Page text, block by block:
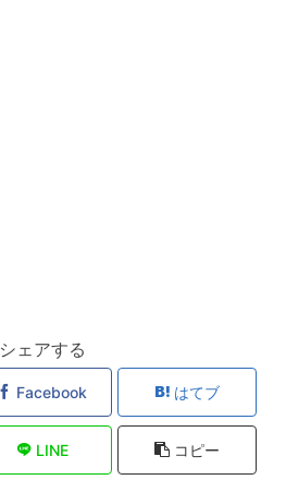
シェアする
Facebook はてブ
LINE コピー